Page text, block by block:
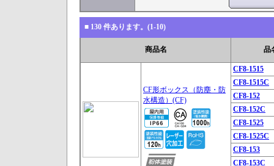
■ 130 件あります。(1-10)
商品名 品
CF形ボックス（防塵・防
水構造）(CF)
CF8-1515
CF8-1515C
CF8-152
CF8-152C
CF8-1525
CF8-1525C
CF8-153
CF8-153C